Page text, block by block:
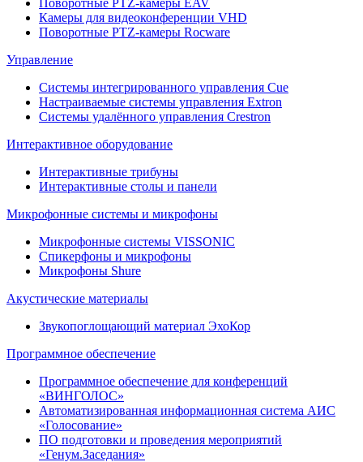
Камеры для видеоконференции VHD
Поворотные PTZ-камеры Rocware
Управление
Системы интегрированного управления Cue
Настраиваемые системы управления Extron
Системы удалённого управления Crestron
Интерактивное оборудование
Интерактивные трибуны
Интерактивные столы и панели
Микрофонные системы и микрофоны
Микрофонные системы VISSONIC
Спикерфоны и микрофоны
Микрофоны Shure
Акустические материалы
Звукопоглощающий материал ЭхоКор
Программное обеспечение
Программное обеспечение для конференций
«ВИНГОЛОС»
Автоматизированная информационная система АИС
«Голосование»
ПО подготовки и проведения мероприятий
«Генум.Заседания»